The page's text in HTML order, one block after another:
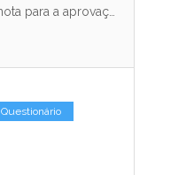
Este teste vale nota para a aprovação no curso. Responda corretamente pelo menos 75% das questões.
Questionário